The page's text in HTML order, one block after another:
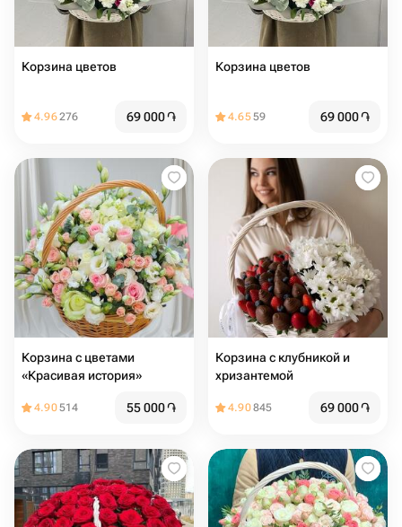
Корзина цветов
4.96276 69 000֏
Корзина цветов
4.6559 69 000֏
Корзина с цветами
«Красивая история»
4.90514 55 000֏
Корзина с клубникой и
хризантемой
4.90845 69 000֏